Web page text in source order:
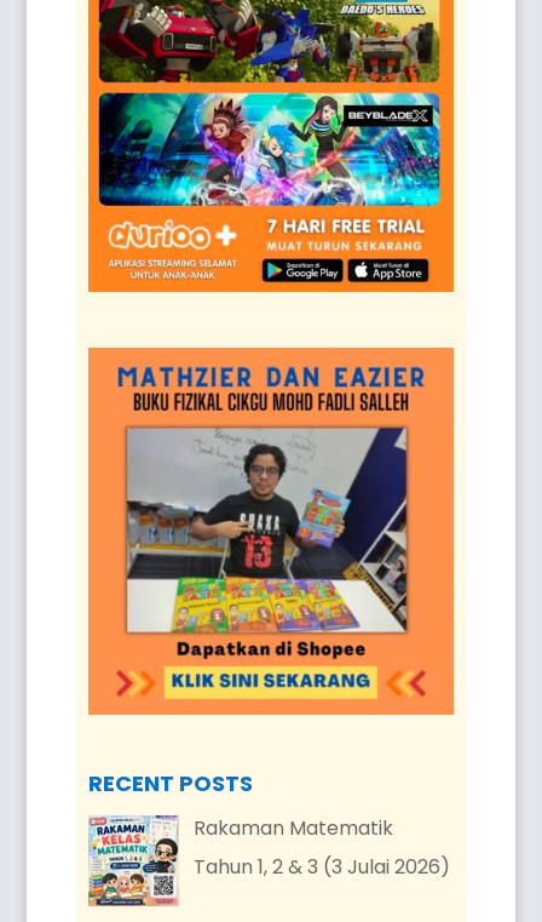
RECENT POSTS
Rakaman Matematik
Tahun 1, 2 & 3 (3 Julai 2026)